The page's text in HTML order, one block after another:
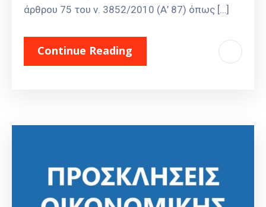
άρθρου 75 του ν. 3852/2010 (Α’ 87) όπως […]
Continue Reading